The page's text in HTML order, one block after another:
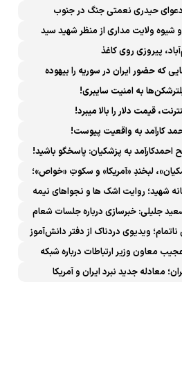
حیدری نعمتی جنگ در جنوب
شیوه ولایت مداری از منظر شهید سید
پیروزی روی کاغذ
که حضور ایران در سوریه را بیهوده
به امنیت سایبری!
قیمت دلار را بالا میبرد!
کارآمد به واقعیت پیوست!
به پزشکیان: پاسخگو باشید!
لبخندِ «آمریکا» و سکوتِ «خواص»؛
در روز روشن!
شهید؛ روایت اشک ها و نجواهای نیمه
جلیلی: خبرسازی درباره جلسات شعام
ملی استویدیوی دردناک از دفتر دانش‌آموز
پربازدید شد
معاون وزیر ارتباطات درباره شبکه
که محقق هم نشد!
معادله جدید نبرد ایران و آمریکا